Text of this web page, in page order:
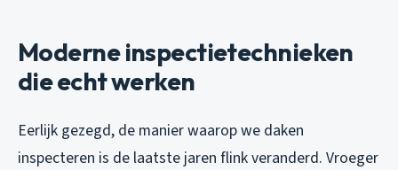
Moderne inspectietechnieken
die echt werken
Eerlijk gezegd, de manier waarop we daken
inspecteren is de laatste jaren flink veranderd. Vroeger